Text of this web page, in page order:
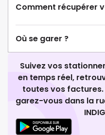
Comment récupérer
Où se garer ?
Suivez vos
en temps réel,
toutes vos factures.
garez-vous dans la